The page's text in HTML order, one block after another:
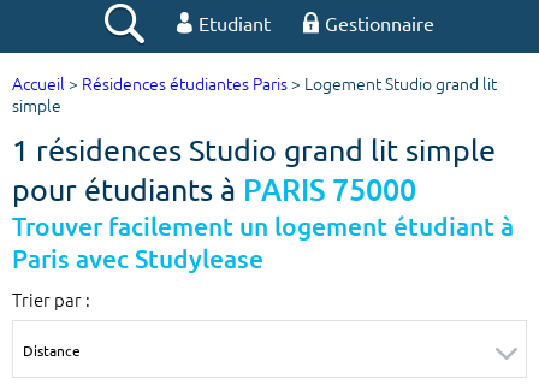
Etudiant Gestionnaire
Votre recherche
Ville, école
Budget min
€ €
Surface min Surface max
Accueil > Résidences étudiantes Paris > Logement Studio grand lit
simple
1 résidences Studio grand lit simple
pour étudiants à PARIS 75000
Trouver facilement un logement étudiant à
Paris avec Studylease
Trier par :